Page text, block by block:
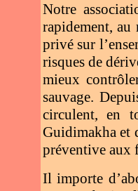
Notre
rapidement, au
privé sur
risques de
mieux
sauvage.
circulent, en
Guidimakha et
préventive aux
Il importe